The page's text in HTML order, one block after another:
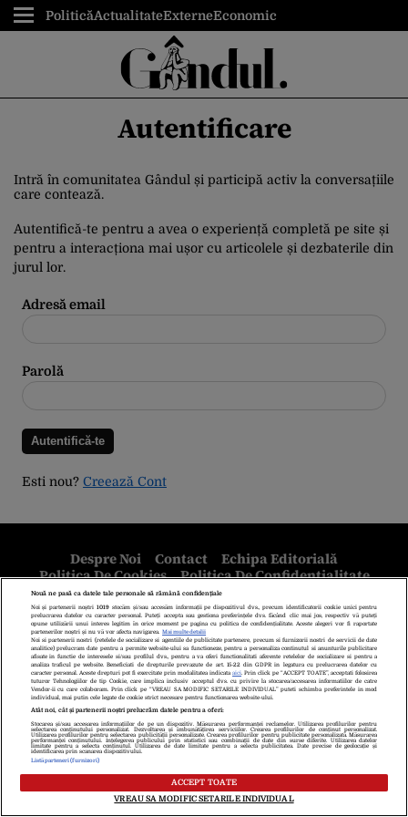
PoliticăActualitateExterneEconomic
Autentificare
Intră în comunitatea Gândul și participă activ la conversațiile
care contează.
Autentifică-te pentru a avea o experiență completă pe site și
pentru a interacționa mai ușor cu articolele și dezbaterile din
jurul lor.
Adresă email
Parolă
Esti nou? Creează Cont
Despre Noi Contact
Echipa Editorială
Politica De Cookies
Politica De Confidențialitate
Termeni Și Condiții
copyright © 2026
Citarea se poate face în limita a 250 de semne. Nici o instituţie sau persoană
(site-uri, instituţii mass-media, firme de monitorizare) nu poate reproduce
integral scrierile publicistice purtătoare de Drepturi de Autor.
Decizia ONJN nr. 1598/16.09.2021. Jocurile de noroc sunt interzise
minorilor.